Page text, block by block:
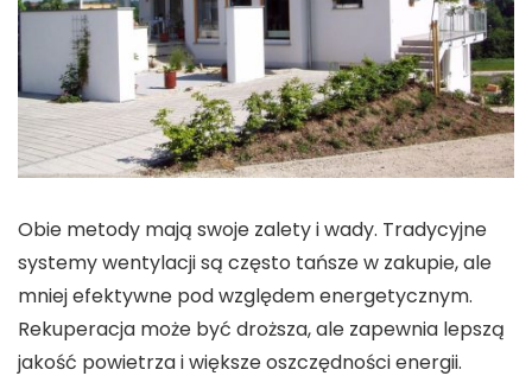
Obie metody mają swoje zalety i wady. Tradycyjne
systemy wentylacji są często tańsze w zakupie, ale
mniej efektywne pod względem energetycznym.
Rekuperacja może być droższa, ale zapewnia lepszą
jakość powietrza i większe oszczędności energii.